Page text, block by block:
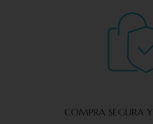
COMPRA SEGURA